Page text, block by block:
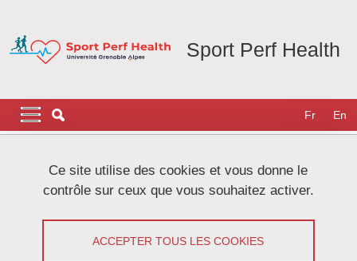
Sport Perf Health
Navigation principale
Navigation principale mobile Fr En
Fil d'Ariane
Actualités Évènements à venir
Évènements à venir
Ce site utilise des cookies et vous donne le
contrôle sur ceux que vous souhaitez activer.
ACCEPTER TOUS LES COOKIES